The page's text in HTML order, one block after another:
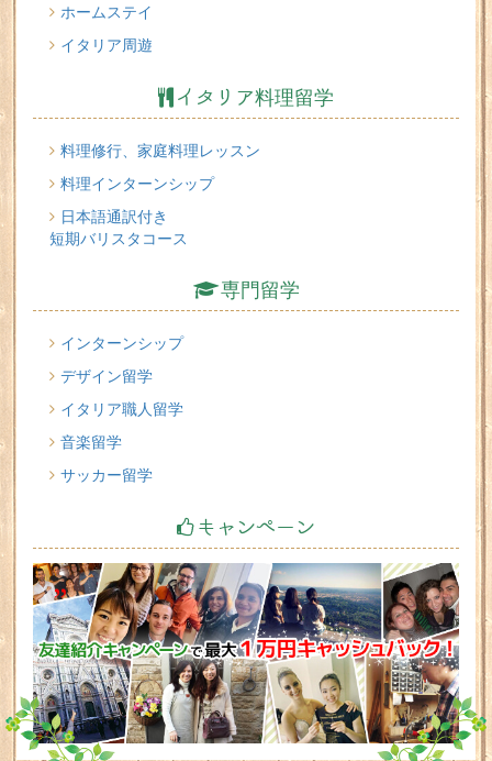
ホームステイ
イタリア周遊
イタリア料理留学
料理修行、家庭料理レッスン
料理インターンシップ
日本語通訳付き
短期バリスタコース
専門留学
インターンシップ
デザイン留学
イタリア職人留学
音楽留学
サッカー留学
キャンペーン